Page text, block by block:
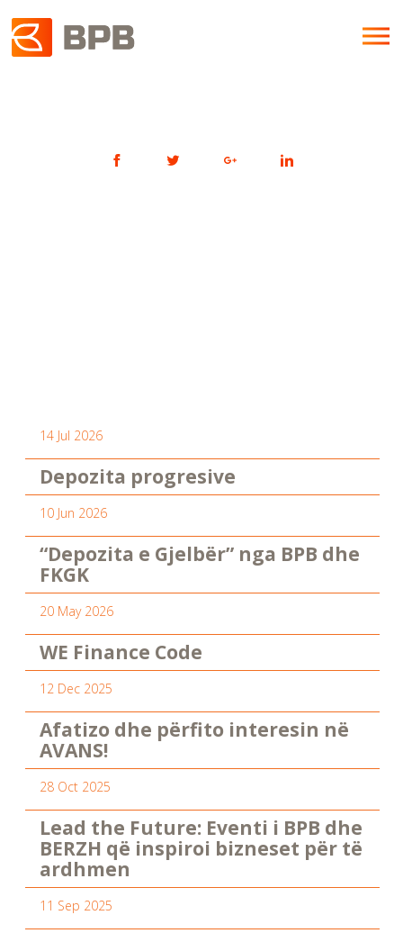
14 Jul 2026
Depozita progresive
10 Jun 2026
“Depozita e Gjelbër” nga BPB dhe
FKGK
20 May 2026
WE Finance Code
12 Dec 2025
Afatizo dhe përfito interesin në
AVANS!
28 Oct 2025
Lead the Future: Eventi i BPB dhe
BERZH që inspiroi bizneset për të
ardhmen
11 Sep 2025